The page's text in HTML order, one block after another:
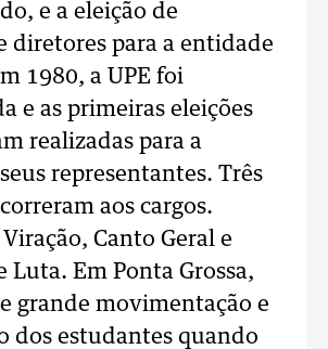
e a eleição de
diretores para a entidade
1980, a UPE foi
e as primeiras eleições
realizadas para a
representantes. Três
aos cargos.
Canto Geral e
Luta. Em Ponta Grossa,
grande movimentação e
dos estudantes quando